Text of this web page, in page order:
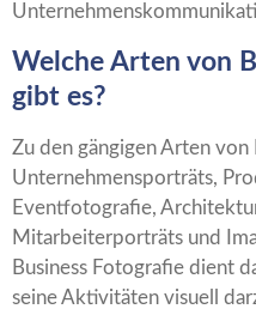
Welche Arten von
gibt es?
Zu den gängigen Arten
Unternehmensporträts,
Eventfotografie,
Mitarbeiterporträts und
Business Fotografie dient
seine Aktivitäten visuell